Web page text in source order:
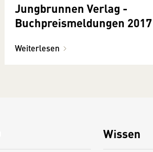
Jungbrunnen Verlag -
Buchpreismeldungen 2017
Weiterlesen
Wissen